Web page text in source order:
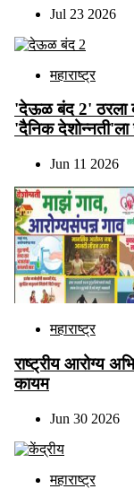
Jul 23 2026
महाराष्ट्र
'देऊळ बंद 2' ठरला
'दैनिक
Jun 11 2026
महाराष्ट्र
राष्ट्रीय आरोग्य
कायम
Jun 30 2026
महाराष्ट्र